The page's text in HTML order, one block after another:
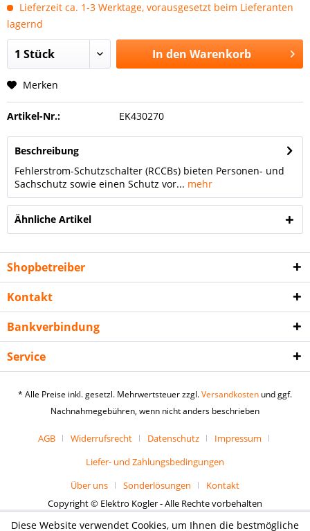
Lieferzeit ca. 1-3 Werktage, vorausgesetzt beim Lieferanten
lagernd
In den Warenkorb
Merken
Artikel-Nr.: EK430270
Beschreibung
Fehlerstrom-Schutzschalter (RCCBs) bieten Personen- und
Sachschutz sowie einen Schutz vor... mehr
Ähnliche Artikel
Shopbetreiber
Kontakt
Bankverbindung
Service
* Alle Preise inkl. gesetzl. Mehrwertsteuer zzgl.Versandkosten und ggf.
Nachnahmegebühren, wenn nicht anders beschrieben
AGB Widerrufsrecht Datenschutz
Impressum
Liefer- und Zahlungsbedingungen
Über uns
Sonderlösungen
Kontakt
Copyright © Elektro Kogler - Alle Rechte vorbehalten
Diese Website verwendet Cookies, um Ihnen die bestmögliche